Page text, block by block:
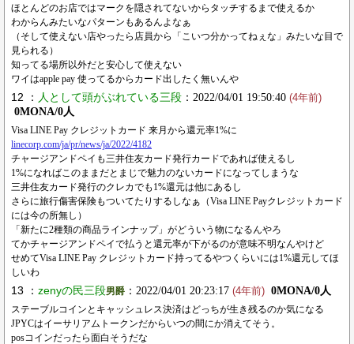
ほとんどのお店ではマークを隠されてないからタッチするまで使えるか
わからんみたいなパターンもあるんよなぁ
（そして使えない店やったら店員から「こいつ分かってねぇな」みたいな目で
見られる）
知ってる場所以外だと安心して使えない
ワイはapple pay 使ってるからカード出したく無いんや
12 ： 人として頭がぶれている三段 ：2022/04/01 19:50:40 (4年前)
0MONA/0人
Visa LINE Pay クレジットカード 来月から還元率1%に
linecorp.com/ja/pr/news/ja/2022/4182
チャージアンドペイも三井住友カード発行カードであれば使えるし
1%になればこのままだとまじで魅力のないカードになってしまうな
三井住友カード発行のクレカでも1%還元は他にあるし
さらに旅行傷害保険もついてたりするしなぁ（Visa LINE Payクレジットカード
には今の所無し）
「新たに2種類の商品ラインナップ」がどういう物になるんやろ
てかチャージアンドペイで払うと還元率が下がるのが意味不明なんやけど
せめてVisa LINE Pay クレジットカード持ってるやつくらいには1%還元してほ
しいわ
13 ： zenyの民三段男爵 ：2022/04/01 20:23:17 (4年前) 0MONA/0人
ステーブルコインとキャッシュレス決済はどっちが生き残るのか気になる
JPYCはイーサリアムトークンだからいつの間にか消えてそう。
posコインだったら面白そうだな